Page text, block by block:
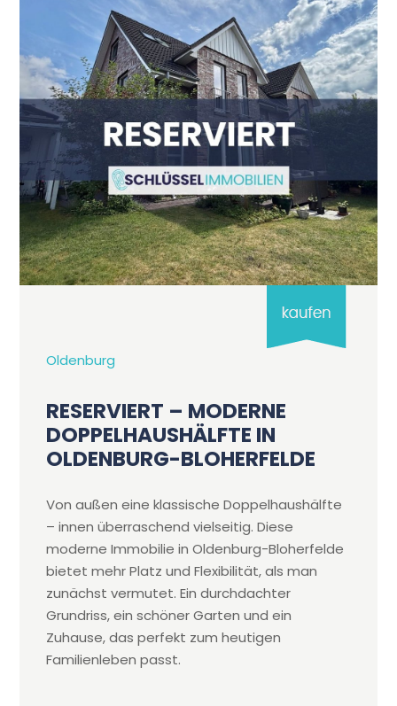
Oldenburg
RESERVIERT – MODERNE
DOPPELHAUSHÄLFTE IN
OLDENBURG-BLOHERFELDE
Von außen eine klassische Doppelhaushälfte
– innen überraschend vielseitig. Diese
moderne Immobilie in Oldenburg-Bloherfelde
bietet mehr Platz und Flexibilität, als man
zunächst vermutet. Ein durchdachter
Grundriss, ein schöner Garten und ein
Zuhause, das perfekt zum heutigen
Familienleben passt.